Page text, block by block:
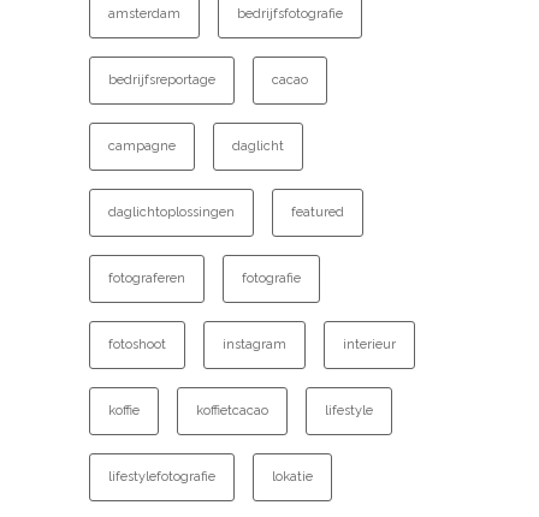
amsterdam bedrijfsfotografie
bedrijfsreportage cacao
campagne daglicht
daglichtoplossingen featured
fotograferen fotografie
fotoshoot instagram interieur
koffie koffietcacao lifestyle
lifestylefotografie lokatie